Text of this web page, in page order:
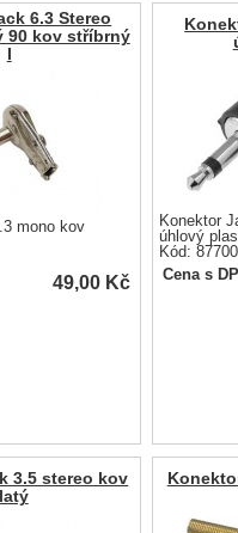
6.3 Stereo
90 kov stříbrný
mono kov
49,00 Kč
Konektor
úhlový
Kód:
Cena s
3.5 stereo kov